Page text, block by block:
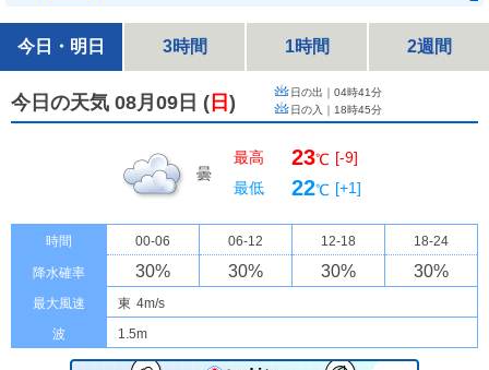
今日・明日 3時間 1時間 2週間
今日の天気 08月09日 ( 日 ) 日の出｜ 04時41分
日の入｜ 18時45分
曇
最高 23℃ [-9]
最低
22℃ [+1]
時間 00-06 06-12 12-18 18-24
降水確率 30% 30% 30% 30%
最大風速 東 4m/s
波
1.5m